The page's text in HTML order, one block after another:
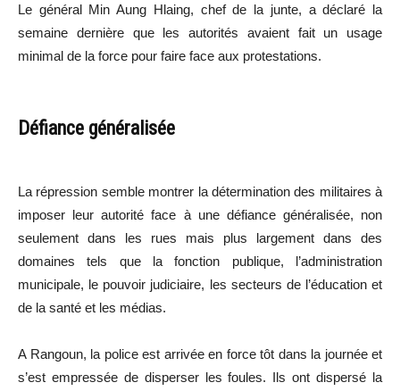
Le général Min Aung Hlaing, chef de la junte, a déclaré la
semaine dernière que les autorités avaient fait un usage
minimal de la force pour faire face aux protestations.
Défiance généralisée
La répression semble montrer la détermination des militaires à
imposer leur autorité face à une défiance généralisée, non
seulement dans les rues mais plus largement dans des
domaines tels que la fonction publique, l’administration
municipale, le pouvoir judiciaire, les secteurs de l’éducation et
de la santé et les médias.
A Rangoun, la police est arrivée en force tôt dans la journée et
s’est empressée de disperser les foules. Ils ont dispersé la